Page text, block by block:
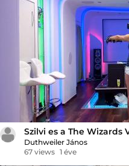
Szilvi es a The Wizards
Duthweiler János
67 views 1 éve